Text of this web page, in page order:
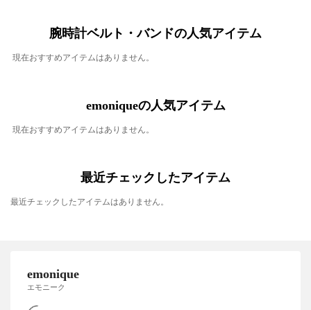
腕時計ベルト・バンドの人気アイテム
現在おすすめアイテムはありません。
emoniqueの人気アイテム
現在おすすめアイテムはありません。
最近チェックしたアイテム
最近チェックしたアイテムはありません。
emonique
エモニーク